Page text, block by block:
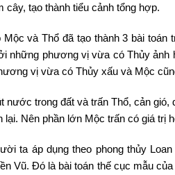
cây, tạo thành tiểu cảnh tổng hợp.
và Thổ đã tạo thành 3 bài
những phương vị vừa có Thủy
vị vừa có Thủy xấu và Mộc
nước trong đất và trấn Thổ, cản
lại. Nên phần lớn Mộc trấn có giá trị
ta áp dụng theo phong thủy
Vũ. Đó là bài toán thế cục mẫu